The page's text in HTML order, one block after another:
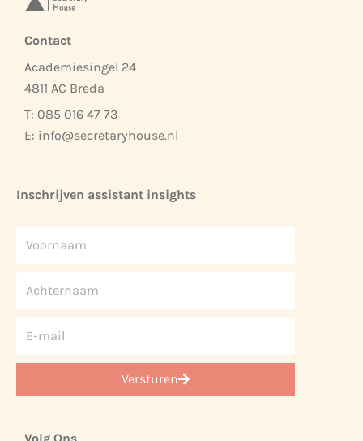
Contact
Academiesingel 24
4811 AC Breda
T: 085 016 47 73
E: info@secretaryhouse.nl
Inschrijven assistant insights
Versturen